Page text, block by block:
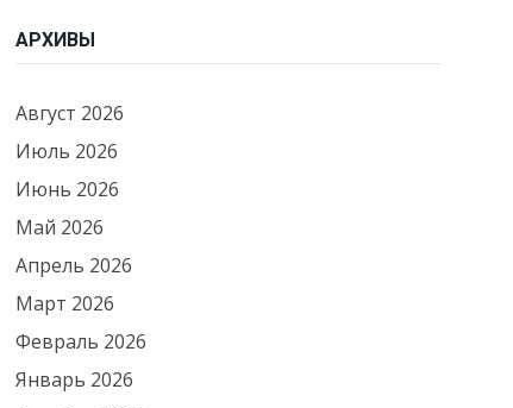
АРХИВЫ
Август 2026
Июль 2026
Июнь 2026
Май 2026
Апрель 2026
Март 2026
Февраль 2026
Январь 2026